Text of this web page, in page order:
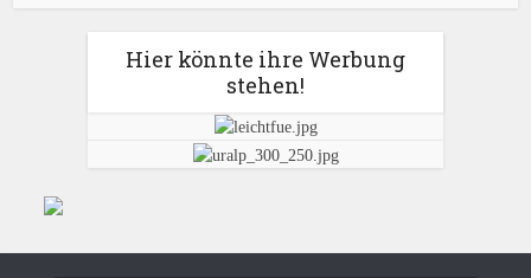
Hier könnte ihre Werbung
stehen!